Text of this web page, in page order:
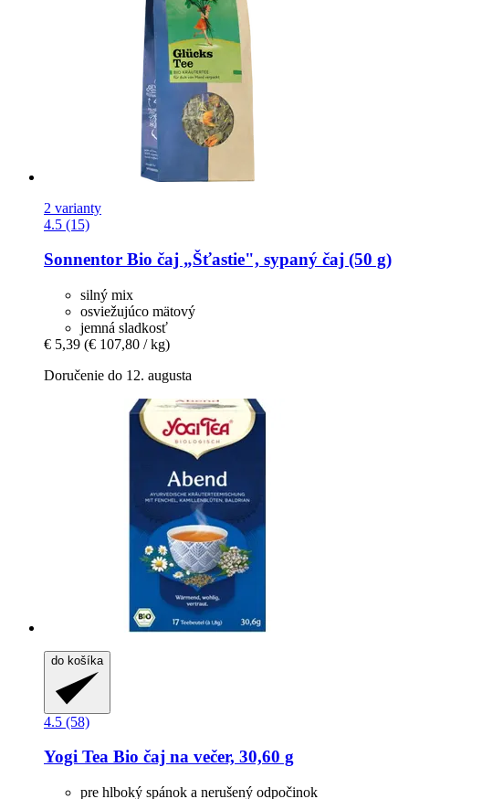
2 varianty
4.5 (15)
Sonnentor Bio čaj „Šťastie", sypaný čaj (50 g)
silný mix
osviežujúco mätový
jemná sladkosť
€ 5,39 (€ 107,80 / kg)
Doručenie do 12. augusta
do košíka
4.5 (58)
Yogi Tea Bio čaj na večer, 30,60 g
pre hlboký spánok a nerušený odpočinok